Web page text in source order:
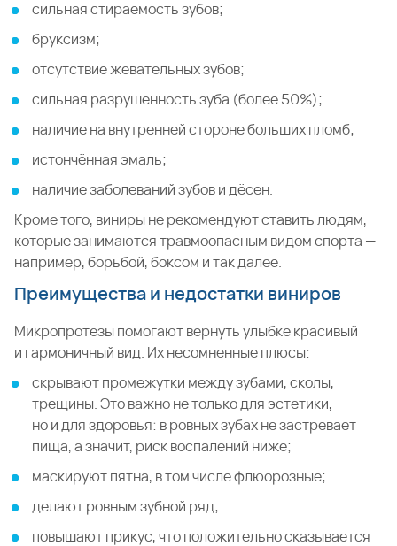
сильная стираемость зубов;
бруксизм;
отсутствие жевательных зубов;
сильная разрушенность зуба (более 50%);
наличие на внутренней стороне больших пломб;
истончённая эмаль;
наличие заболеваний зубов и дёсен.
Кроме того, виниры не рекомендуют ставить людям,
которые занимаются травмоопасным видом спорта —
например, борьбой, боксом и так далее.
Преимущества и недостатки виниров
Микропротезы помогают вернуть улыбке красивый
и гармоничный вид. Их несомненные плюсы:
скрывают промежутки между зубами, сколы,
трещины. Это важно не только для эстетики,
но и для здоровья: в ровных зубах не застревает
пища, а значит, риск воспалений ниже;
маскируют пятна, в том числе флюорозные;
делают ровным зубной ряд;
повышают прикус, что положительно сказывается